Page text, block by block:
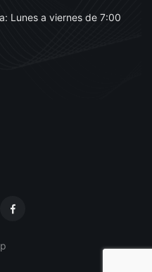
Lunes a viernes de 7:00